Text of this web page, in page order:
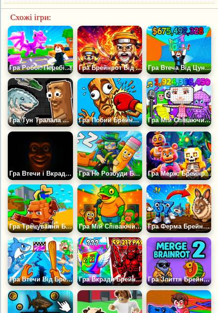
Схожі ігри:
Гра Роббі: Перебіжи Дорогу за Брейнротами Гра Брейнрот Від Малюка до Старого Еволюція Гра Втеча Від Цунамі - Забери Брейнрот
Гра Тун Тралала Плейграунд: Італійська Мем Пісочниця Гра Побий Брейнротів Гра Мій Співаючий Брейнрот 300% Оригінал
Гра Втечи і Вкради Брейнрот: Сахур Хіллс Гра Не Розбуди Брейнрота Оббі Магнат Брейнрот Тайкун Гра Мерж: Брейнроти — Майн і ФНАФ
Гра Тренування Брейнрот Гра Мій Співаючий Брейнрот Гра Ферма Брейнротів: Дійди до Черемші
Гра Втечи Від Брейнротів Гра Вкради Брейнрот: Еволюція Мозків Гра Злиття Брейнрот 2